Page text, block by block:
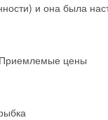
и она была
Приемлемые цены